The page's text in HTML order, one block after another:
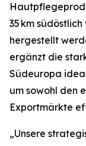
35 km
hergestellt
ergänzt die
Südeuropa
um sowohl den
Exportmärkte
„Unsere